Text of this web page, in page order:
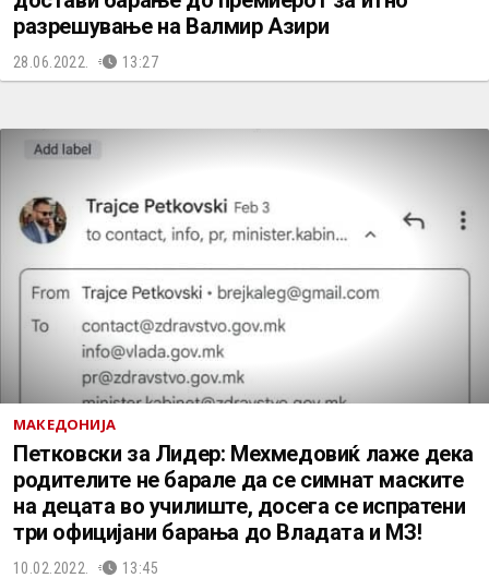
разрешување на Валмир Азири
28.06.2022. 13:27
МАКЕДОНИЈА
Петковски за Лидер: Мехмедовиќ лаже дека
родителите не барале да се симнат маските
на децата во училиште, досега се испратени
три официјани барања до Владата и МЗ!
10.02.2022. 13:45